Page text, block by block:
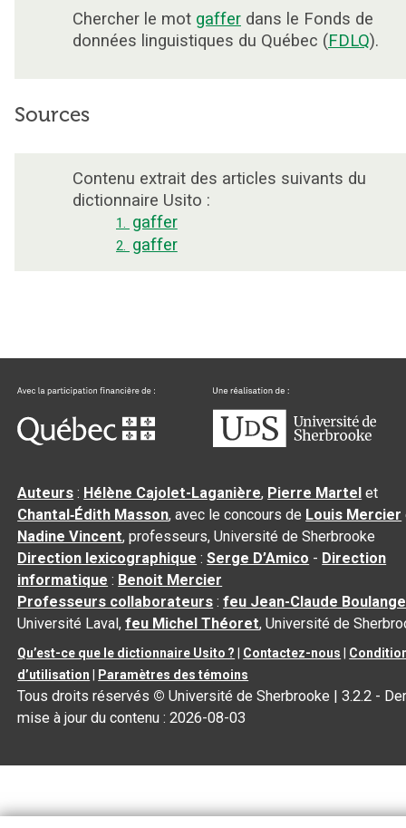
Chercher le mot gaffer dans le Fonds de
données linguistiques du Québec (FDLQ).
Sources
Contenu extrait des articles suivants du
dictionnaire Usito :
1. gaffer
2. gaffer
Auteurs : Hélène Cajolet-Laganière, Pierre Martel et
Chantal‑Édith Masson, avec le concours de Louis Mercier
Nadine Vincent, professeurs, Université de Sherbrooke
Direction lexicographique :Serge D’Amico - Direction
informatique : Benoit Mercier
Professeurs collaborateurs :feu Jean-Claude
Université Laval,feu Michel Théoret, Université de
Qu’est-ce que le dictionnaire Usito ? Contactez-nous
d’utilisation
Paramètres des témoins
Tous droits réservés © Université de Sherbrooke |3.2.2 -
mise à jour du contenu :2026-08-03